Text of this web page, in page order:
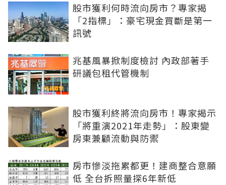
股市獲利何時流向房市？專家揭
「2指標」：豪宅現金買斷是第一
訊號
兆基風暴掀制度檢討 內政部著手
研議包租代管機制
股市獲利終將流向房市！專家揭示
「將重演2021年走勢」：股東變
房東兼顧流動與防禦
房市慘淡拖累都更！建商整合意願
低 全台拆照量探6年新低